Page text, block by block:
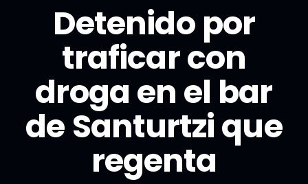
Detenido por
traficar con
droga en el bar
de Santurtzi que
regenta